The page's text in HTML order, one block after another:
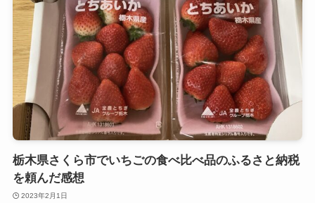
栃木県さくら市でいちごの食べ比べ品のふるさと納税
を頼んだ感想
2023年2月1日